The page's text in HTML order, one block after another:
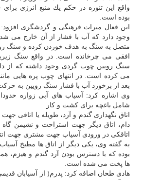
واقع این تنوره در حكم یك منبع انرژی
بوده است.
این فعال میراث فرهنگی و گردشگری افزود:
وجود دارد كه آب با فشار از آن خارج می
متصل به سنگ به هدف خوردن كرده و سنگ
افقی می چرخانده است. در واقع سنگ
سنگ رویین چوب گردی وجود داشته كه از
می كرده است. در انتهای چوب پره هایی
بعد از برخورد آب با فشار سنگ رویین به
وی اشاره كرد: آسیاب های آبی زواره
شامل باغچه برای كشت و كار
اتاق نگهداری گندم و آرد، طویله یا اتاقی
دام، اتاق دیگر جهت استراحت و نشیمن
اتاقكی در ورودی آسیاب جهت مشتری جهت
به گفته وی، یكی دیگر از اتاق ها مطبخ
بوده كه با دسترس بودن آرد گندم و هیزم،
ها پخت می شده است.
هادی طحان اضافه كرد: پدرم( از آسیابان